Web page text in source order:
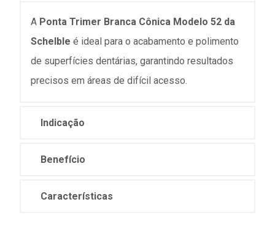
A Ponta Trimer Branca Cônica Modelo 52 da
Schelble é ideal para o acabamento e polimento
de superfícies dentárias, garantindo resultados
precisos em áreas de difícil acesso.
Indicação
Benefício
Características